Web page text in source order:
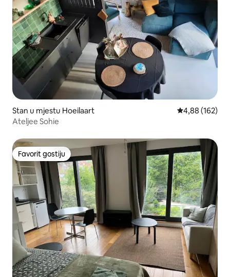
Stan u mjestu Hoeilaart Prosječna
4,88 (162)
Ateljee Sohie
Favorit gostiju
Favorit gostiju